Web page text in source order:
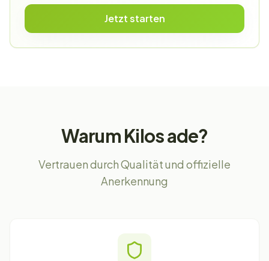
Jetzt starten
Warum Kilos ade?
Vertrauen durch Qualität und offizielle
Anerkennung